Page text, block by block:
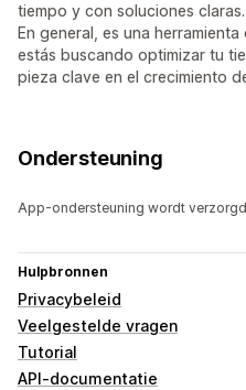
tiempo y con soluciones claras.
En general, es una
estás buscando optimizar tu
pieza clave en el crecimiento
Ondersteuning
App-ondersteuning wordt
Hulpbronnen
Privacybeleid
Veelgestelde vragen
Tutorial
API-documentatie